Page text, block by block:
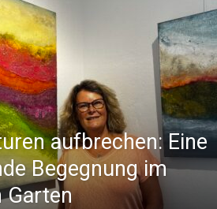
aufbrechen: Eine
Begegnung im
Garten